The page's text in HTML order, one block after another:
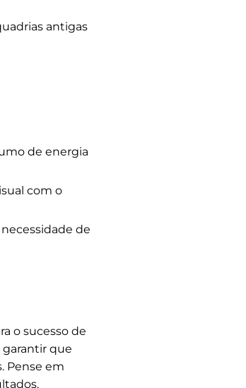
antigas
de energia
com o
de
o sucesso de
garantir que
Pense em